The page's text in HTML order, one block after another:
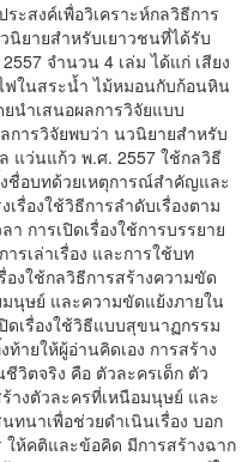
ะสงค์เพื่อวิเคราะห์กลวิธีการ
ยายสำหรับเยาวชนที่ได้รับ
จำนวน 4 เล่ม ได้แก่ เสียง
ฟในสระน้ำ ไม้หมอนกับก้อนหิน
นำเสนอผลการวิจัยแบบ
การวิจัยพบว่า นวนิยายสำหรับ
แว่นแก้ว พ.ศ. 2557 ใช้กลวิธี
ชื่อบทด้วยเหตุการณ์สำคัญและ
เรื่องใช้วิธีการลำดับเรื่องตาม
า การเปิดเรื่องใช้การบรรยาย
รเล่าเรื่อง และการใช้บท
องใช้กลวิธีการสร้างความขัด
นุษย์ และความขัดแย้งภายใน
ดเรื่องใช้วิธีแบบสุขนาฏกรรม
ายให้ผู้อ่านคิดเอง การสร้าง
วิตจริง คือ ตัวละครเด็ก ตัว
างตัวละครที่เหนือมนุษย์ และ
ทนาเพื่อช่วยดำเนินเรื่อง บอก
ห้คติและข้อคิด มีการสร้างฉาก